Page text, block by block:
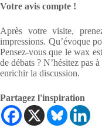
Votre avis compte !
Après votre visite,
impressions. Qu’évoque
Pensez-vous que le wax
de débats ? N’hésitez pas
enrichir la discussion.
Partagez l'inspiration